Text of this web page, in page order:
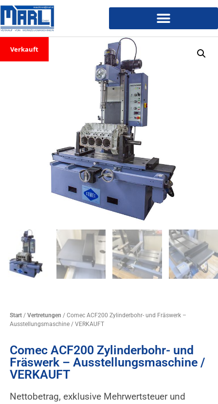
Verkauft
Start / Vertretungen / Comec ACF200 Zylinderbohr- und Fräswerk –
Ausstellungsmaschine / VERKAUFT
Comec ACF200 Zylinderbohr- und
Fräswerk – Ausstellungsmaschine /
VERKAUFT
Nettobetrag, exklusive Mehrwertsteuer und